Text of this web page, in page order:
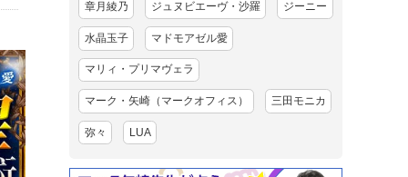
章月綾乃 ジュヌビエーヴ・沙羅 ジーニー
水晶玉子 マドモアゼル愛
マリィ・プリマヴェラ
マーク・矢崎（マークオフィス） 三田モニカ
弥々 LUA